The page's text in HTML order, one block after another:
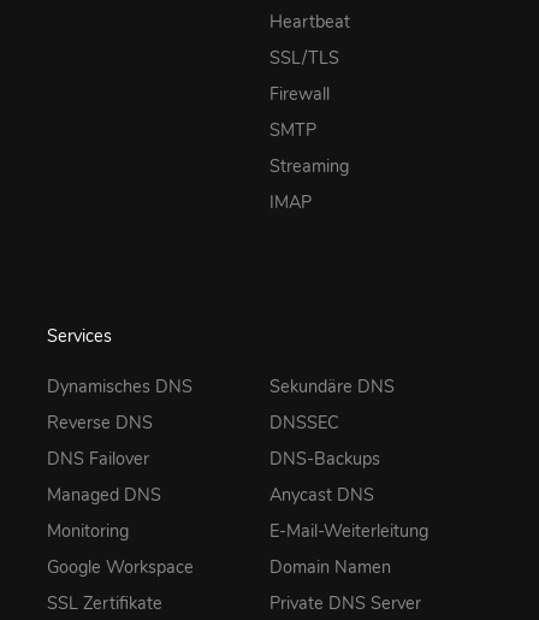
Heartbeat
SSL/TLS
Firewall
SMTP
Streaming
IMAP
Services
Dynamisches DNS
Reverse DNS
DNS Failover
Managed DNS
Monitoring
Google Workspace
SSL Zertifikate
Sekundäre DNS
DNSSEC
DNS-Backups
Anycast DNS
E-Mail-Weiterleitung
Domain Namen
Private DNS Server